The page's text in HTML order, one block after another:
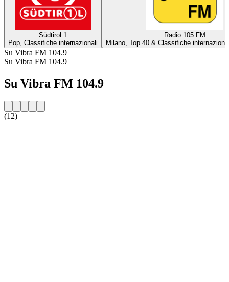
Südtirol 1
Pop, Classifiche internazionali
Radio 105 FM
Milano, Top 40 & Classifiche
Su Vibra FM 104.9
Su Vibra FM 104.9
Su Vibra FM 104.9
(12)